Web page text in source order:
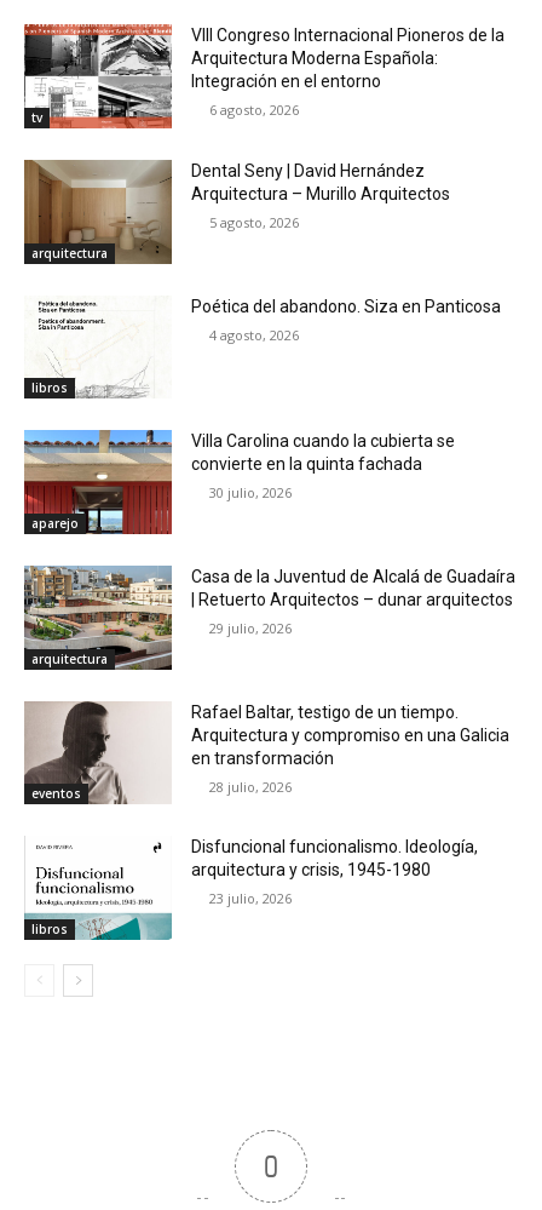
tv
VIII Congreso Internacional Pioneros de la
Arquitectura Moderna Española:
Integración en el entorno
6 agosto, 2026
arquitectura
Dental Seny | David Hernández
Arquitectura – Murillo Arquitectos
5 agosto, 2026
libros
Poética del abandono. Siza en Panticosa
4 agosto, 2026
aparejo
Villa Carolina cuando la cubierta se
convierte en la quinta fachada
30 julio, 2026
arquitectura
Casa de la Juventud de Alcalá de Guadaíra
| Retuerto Arquitectos – dunar arquitectos
29 julio, 2026
eventos
Rafael Baltar, testigo de un tiempo.
Arquitectura y compromiso en una Galicia
en transformación
28 julio, 2026
libros
Disfuncional funcionalismo. Ideología,
arquitectura y crisis, 1945-1980
23 julio, 2026
0